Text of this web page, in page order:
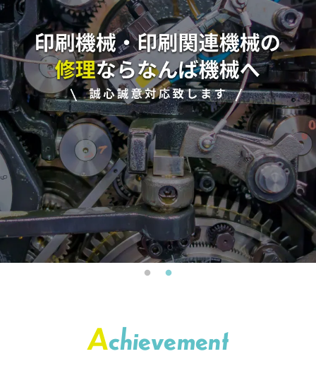
Achievement